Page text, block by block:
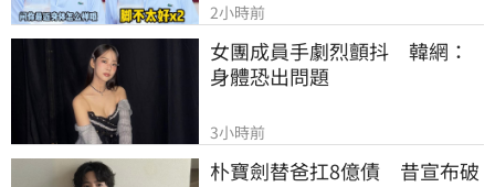
2小時前
女團成員手劇烈顫抖　韓網：
身體恐出問題
3小時前
朴寶劍替爸扛8億債　昔宣布破